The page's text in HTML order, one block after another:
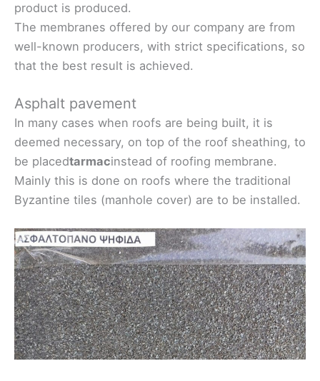
product is produced.
The membranes offered by our company are from
well-known producers, with strict specifications, so
that the best result is achieved.
Asphalt pavement
In many cases when roofs are being built, it is
deemed necessary, on top of the roof sheathing, to
be placedtarmacinstead of roofing membrane.
Mainly this is done on roofs where the traditional
Byzantine tiles (manhole cover) are to be installed.